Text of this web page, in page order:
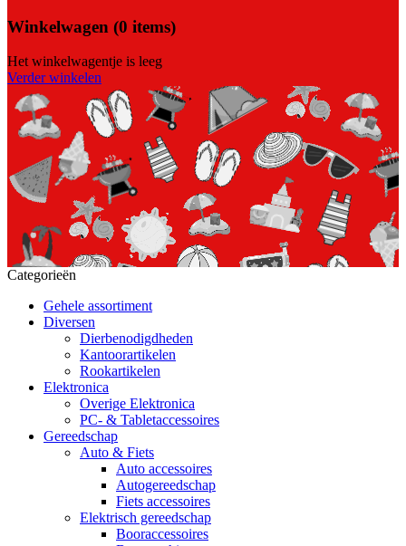
Winkelwagen (0 items)
Het winkelwagentje is leeg
Verder winkelen
Categorieën
Gehele assortiment
Diversen
Dierbenodigdheden
Kantoorartikelen
Rookartikelen
Elektronica
Overige Elektronica
PC- & Tabletaccessoires
Gereedschap
Auto & Fiets
Auto accessoires
Autogereedschap
Fiets accessoires
Elektrisch gereedschap
Booraccessoires